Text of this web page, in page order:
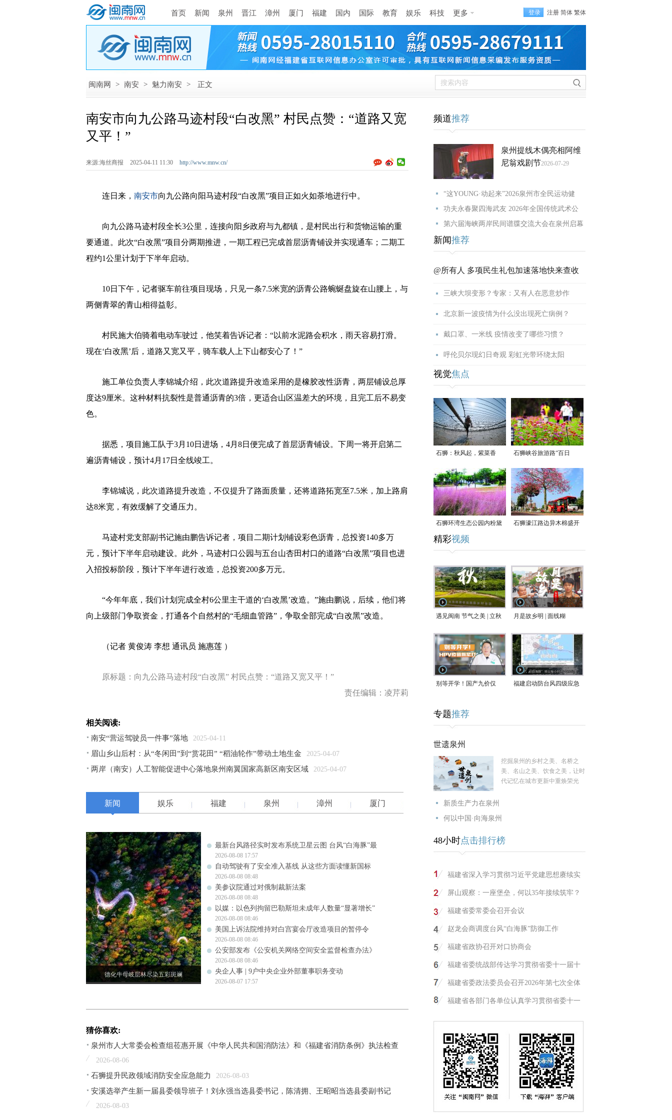
首页 新闻 泉州 晋江 漳州 厦门 福建 国内 国际 教育 娱乐 科技 更多 登录 注册 简体 繁体
闽南网 > 南安 > 魅力南安 > 正文
南安市向九公路马迹村段“白改黑” 村民点赞：“道路又宽
又平！”
来源:海丝商报 2025-04-11 11:30 http://www.mnw.cn/
连日来， 南安市向九公路向阳马迹村段“白改黑”项目正如火如荼地进行中。
向九公路马迹村段全长3公里，连接向阳乡政府与九都镇，是村民出行和货物运输的重
要通道。此次“白改黑”项目分两期推进，一期工程已完成首层沥青铺设并实现通车；二期工
程约1公里计划于下半年启动。
10日下午，记者驱车前往项目现场，只见一条7.5米宽的沥青公路蜿蜒盘旋在山腰上，与
两侧青翠的青山相得益彰。
村民施大伯骑着电动车驶过，他笑着告诉记者：“以前水泥路会积水，雨天容易打滑。
现在‘白改黑’后，道路又宽又平，骑车载人上下山都安心了！”
施工单位负责人李锦城介绍，此次道路提升改造采用的是橡胶改性沥青，两层铺设总厚
度达9厘米。这种材料抗裂性是普通沥青的3倍，更适合山区温差大的环境，且完工后不易变
色。
据悉，项目施工队于3月10日进场，4月8日便完成了首层沥青铺设。下周一将开启第二
遍沥青铺设，预计4月17日全线竣工。
李锦城说，此次道路提升改造，不仅提升了路面质量，还将道路拓宽至7.5米，加上路肩
达8米宽，有效缓解了交通压力。
马迹村党支部副书记施由鹏告诉记者，项目二期计划铺设彩色沥青，总投资140多万
元，预计下半年启动建设。此外，马迹村口公园与五台山杏田村口的道路“白改黑”项目也进
入招投标阶段，预计下半年进行改造，总投资200多万元。
“今年年底，我们计划完成全村6公里主干道的‘白改黑’改造。”施由鹏说，后续，他们将
向上级部门争取资金，打通各个自然村的“毛细血管路”，争取全部完成“白改黑”改造。
（记者 黄俊涛 李想 通讯员 施惠莲 ）
原标题：向九公路马迹村段“白改黑” 村民点赞：“道路又宽又平！”
责任编辑：凌芹莉
相关阅读:
南安“营运驾驶员一件事”落地 2025-04-11
眉山乡山后村：从“冬闲田”到“赏花田” “稻油轮作”带动土地生金 2025-04-07
两岸（南安）人工智能促进中心落地泉州南翼国家高新区南安区域 2025-04-07
新闻 娱乐 福建 泉州 漳州 厦门
德化牛母岐层林尽染五彩斑斓
最新台风路径实时发布系统卫星云图 台风“白海豚”最
2026-08-08 17:57
自动驾驶有了安全准入基线 从这些方面读懂新国标
2026-08-08 08:48
美参议院通过对俄制裁新法案
2026-08-08 08:48
以媒：以色列拘留巴勒斯坦未成年人数量“显著增长”
2026-08-08 08:46
美国上诉法院维持对白宫宴会厅改造项目的暂停令
2026-08-08 08:46
公安部发布《公安机关网络空间安全监督检查办法》
2026-08-08 08:46
央企人事 | 9户中央企业外部董事职务变动
2026-08-07 17:57
猜你喜欢:
泉州市人大常委会检查组莅惠开展《中华人民共和国消防法》和《福建省消防条例》执法检查
2026-08-06
石狮提升民政领域消防安全应急能力 2026-08-03
安溪选举产生新一届县委领导班子！刘永强当选县委书记，陈清拥、王昭昭当选县委副书记
2026-08-03
频道推荐
泉州提线木偶亮相阿维
尼翁戏剧节2026-07-29
“这YOUNG·动起来”2026泉州市全民运动健
功夫永春聚四海武友 2026年全国传统武术公
第六届海峡两岸民间谱牒交流大会在泉州启幕
新闻推荐
@所有人 多项民生礼包加速落地快来查收
三峡大坝变形？专家：又有人在恶意炒作
北京新一波疫情为什么没出现死亡病例？
戴口罩、一米线 疫情改变了哪些习惯？
呼伦贝尔现幻日奇观 彩虹光带环绕太阳
视觉焦点
石狮：秋风起，紫菜香 石狮峡谷旅游路“百日
草”争相斗艳
石狮环湾生态公园内粉黛
乱子草盛放
石狮濠江路边异木棉盛开
精彩视频
遇见闽南 节气之美 | 立秋 月是故乡明 | 面线糊
别等开学！国产九价仅
紧打
福建启动防台风四级应急
专题推荐
世遗泉州
挖掘泉州的乡村之美、名桥之
美、名山之美、饮食之美，让时
代记忆在城市更新中重焕荣光
新质生产力在泉州
何以中国·向海泉州
48小时点击排行榜
福建省深入学习贯彻习近平党建思想赓续实
屏山观察：一座堡垒，何以35年接续筑牢？
福建省委常委会召开会议
赵龙会商调度台风“白海豚”防御工作
福建省政协召开对口协商会
福建省委统战部传达学习贯彻省委十一届十
福建省委政法委员会召开2026年第七次全体
福建省各部门各单位认真学习贯彻省委十一